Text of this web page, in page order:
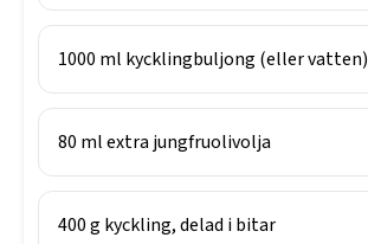
1000 ml kycklingbuljong (eller vatten)
80 mlextra jungfruolivolja
400g kyckling, delad i bitar